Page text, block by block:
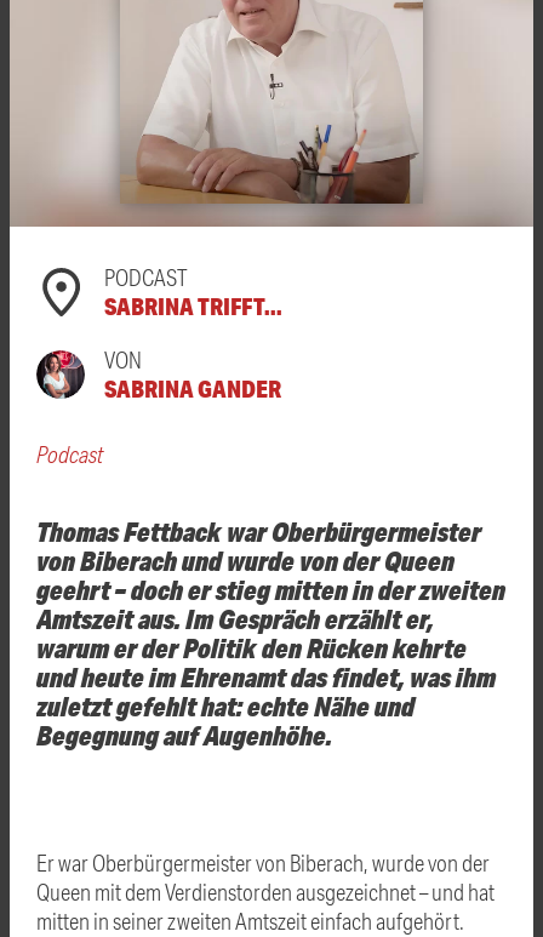
PODCAST
SABRINA TRIFFT...
VON
SABRINA GANDER
Podcast
Thomas Fettback war Oberbürgermeister
von Biberach und wurde von der Queen
geehrt – doch er stieg mitten in der zweiten
Amtszeit aus. Im Gespräch erzählt er,
warum er der Politik den Rücken kehrte
und heute im Ehrenamt das findet, was ihm
zuletzt gefehlt hat: echte Nähe und
Begegnung auf Augenhöhe.
Er war Oberbürgermeister von Biberach, wurde von der
Queen mit dem Verdienstorden ausgezeichnet – und hat
mitten in seiner zweiten Amtszeit einfach aufgehört.